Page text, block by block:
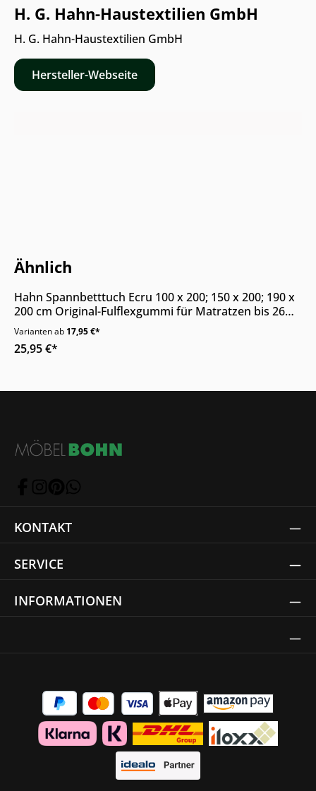
H. G. Hahn-Haustextilien GmbH
H. G. Hahn-Haustextilien GmbH
Hersteller-Webseite
Ähnlich
Nur Online erhältlich
Hahn Spannbetttuch Ecru 100 x 200; 150 x 200; 190 x
200 cm Original-Fulflexgummi für Matratzen bis 26
cm
Varianten ab 17,95 €*
25,95 €*
KONTAKT
SERVICE
INFORMATIONEN